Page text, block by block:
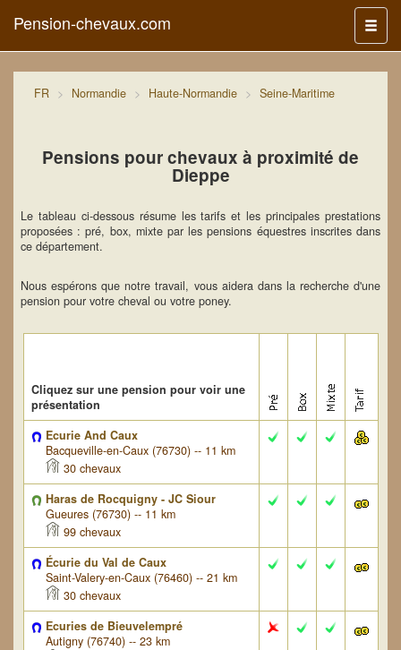
Menu
Pension-chevaux.com
FR Normandie Haute-Normandie Seine-Maritime
Pensions pour chevaux à proximité de
Dieppe
Le tableau ci-dessous résume les tarifs et les principales prestations
proposées : pré, box, mixte par les pensions équestres inscrites dans
ce département.
Nous espérons que notre travail, vous aidera dans la recherche d'une
pension pour votre cheval ou votre poney.
Cliquez sur une pension pour voir une
présentation
Ecurie And Caux
Bacqueville-en-Caux (76730) -- 11 km
30 chevaux
Haras de Rocquigny - JC Siour
Gueures (76730) -- 11 km
99 chevaux
Écurie du Val de Caux
Saint-Valery-en-Caux (76460) -- 21 km
30 chevaux
Ecuries de Bieuvelempré
Autigny (76740) -- 23 km